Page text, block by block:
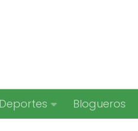
Deportes Blogueros